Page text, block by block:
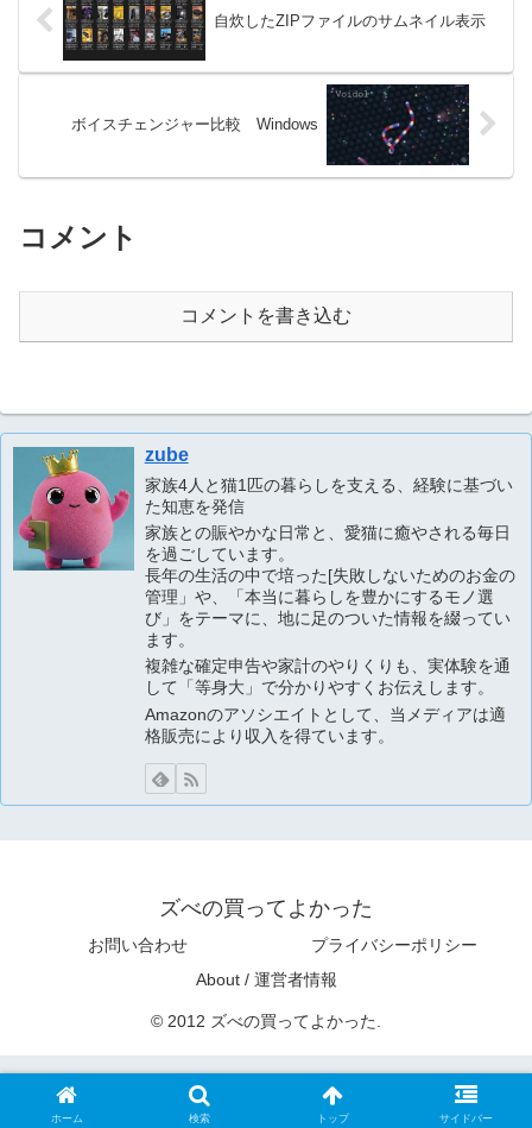
自炊したZIPファイルのサムネイル表示
ボイスチェンジャー比較 Windows
コメント
コメントを書き込む
zube
家族4人と猫1匹の暮らしを支える、経験に基づい
た知恵を発信
家族との賑やかな日常と、愛猫に癒やされる毎日
を過ごしています。
長年の生活の中で培った[失敗しないためのお金の
管理」や、「本当に暮らしを豊かにするモノ選
び」をテーマに、地に足のついた情報を綴ってい
ます。
複雑な確定申告や家計のやりくりも、実体験を通
して「等身大」で分かりやすくお伝えします。
Amazonのアソシエイトとして、当メディアは適
格販売により収入を得ています。
ズべの買ってよかった
お問い合わせ
プライバシーポリシー
About / 運営者情報
© 2012 ズべの買ってよかった.
ホーム 検索 トップ サイドバー